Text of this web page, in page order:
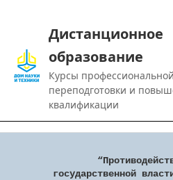
Дистанционное
образование
Курсы
переподготовки и
квалификации
государственной